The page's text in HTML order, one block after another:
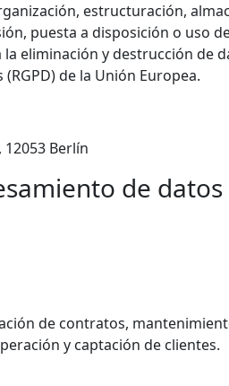
estructuración,
puesta a disposición o uso
eliminación y destrucción de
de la Unión Europea.
Berlín
de
de contratos,
y captación de clientes.